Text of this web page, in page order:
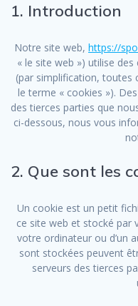
1. Introduction
Notre site web, https://
« le site web ») utilise
(par simplification, toutes
le terme « cookies »).
des tierces parties que
ci-dessous, nous vous
2. Que sont les
Un cookie est un petit
ce site web et stocké par
votre ordinateur ou d’un
sont stockées peuvent
serveurs des tierces